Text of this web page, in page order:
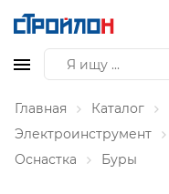
Главная Каталог
Электроинструмент
Оснастка
Буры